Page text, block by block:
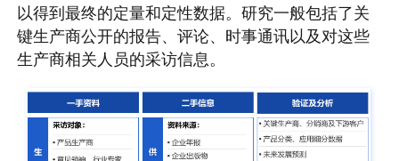
以得到最终的定量和定性数据。研究一般包括了关
键生产商公开的报告、评论、时事通讯以及对这些
生产商相关人员的采访信息。